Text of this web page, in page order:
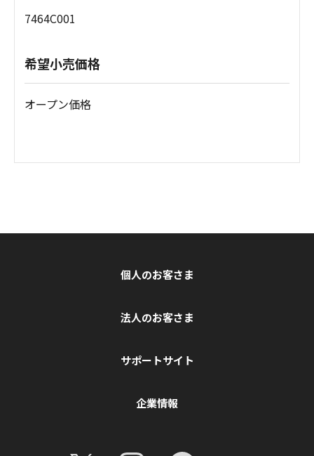
7464C001
希望小売価格
オープン価格
個人のお客さま
法人のお客さま
サポートサイト
企業情報